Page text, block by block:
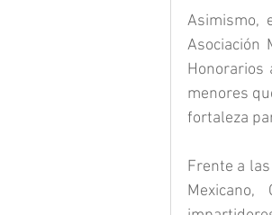
Asimismo,
Asociación
Honorarios
menores
fortaleza
Frente a